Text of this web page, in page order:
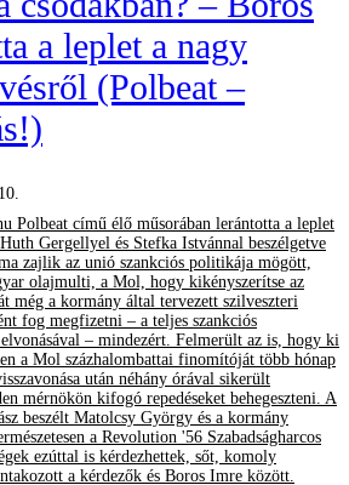
a leplet a nagy
(Polbeat –
Polbeat című élő műsorában lerántotta a leplet
Gergellyel és Stefka Istvánnal beszélgetve
zajlik az unió szankciós politikája mögött,
olajmulti, a Mol, hogy kikényszerítse az
még a kormány által tervezett szilveszteri
fog megfizetni – a teljes szankciós
– mindezért. Felmerült az is, hogy ki
a Mol százhalombattai finomítóját több hónap
után néhány órával sikerült
mérnökön kifogó repedéseket behegeszteni. A
beszélt Matolcsy György és a kormány
a Revolution '56 Szabadságharcos
ezúttal is kérdezhettek, sőt, komoly
a kérdezők és Boros Imre között.